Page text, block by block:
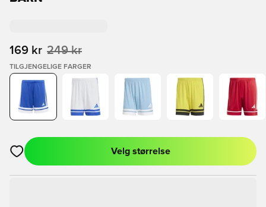
169 kr 249 kr
TILGJENGELIGE FARGER
Åpner en Modal for å logge inn eller registrere deg som
Velg størrelse